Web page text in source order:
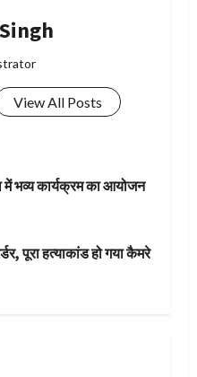
View All Posts
भव्य कार्यक्रम का आयोजन
पूरा हत्याकांड हो गया कैमरे